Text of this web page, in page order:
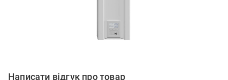
Написати відгук про товар